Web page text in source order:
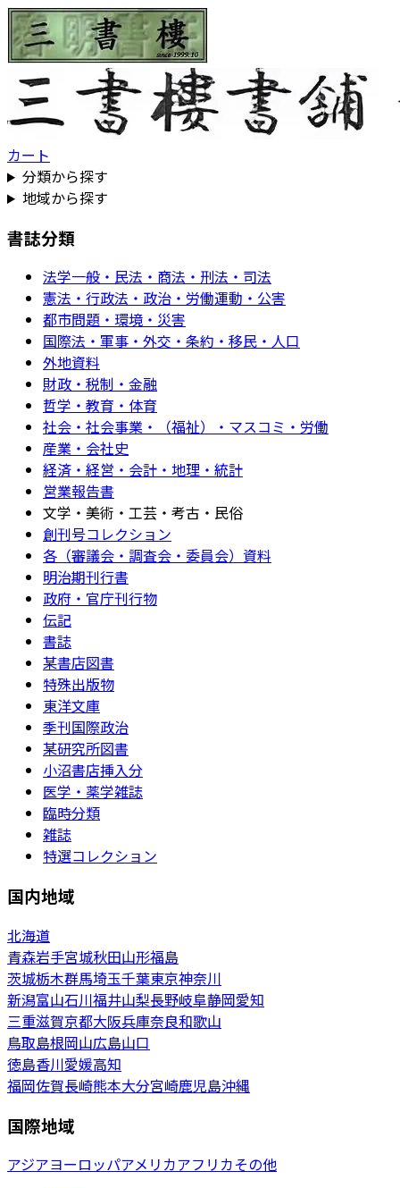
カート
分類から探す
地域から探す
書誌分類
法学一般・民法・商法・刑法・司法
憲法・行政法・政治・労働運動・公害
都市問題・環境・災害
国際法・軍事・外交・条約・移民・人口
外地資料
財政・税制・金融
哲学・教育・体育
社会・社会事業・（福祉）・マスコミ・労働
産業・会社史
経済・経営・会計・地理・統計
営業報告書
文学・美術・工芸・考古・民俗
創刊号コレクション
各（審議会・調査会・委員会）資料
明治期刊行書
政府・官庁刊行物
伝記
書誌
某書店図書
特殊出版物
東洋文庫
季刊国際政治
某研究所図書
小沼書店挿入分
医学・薬学雑誌
臨時分類
雑誌
特選コレクション
国内地域
北海道
青森岩手宮城秋田山形福島
茨城栃木群馬埼玉千葉東京神奈川
新潟富山石川福井山梨長野岐阜静岡愛知
三重滋賀京都大阪兵庫奈良和歌山
鳥取島根岡山広島山口
徳島香川愛媛高知
福岡佐賀長崎熊本大分宮崎鹿児島沖縄
国際地域
アジアヨーロッパアメリカアフリカその他